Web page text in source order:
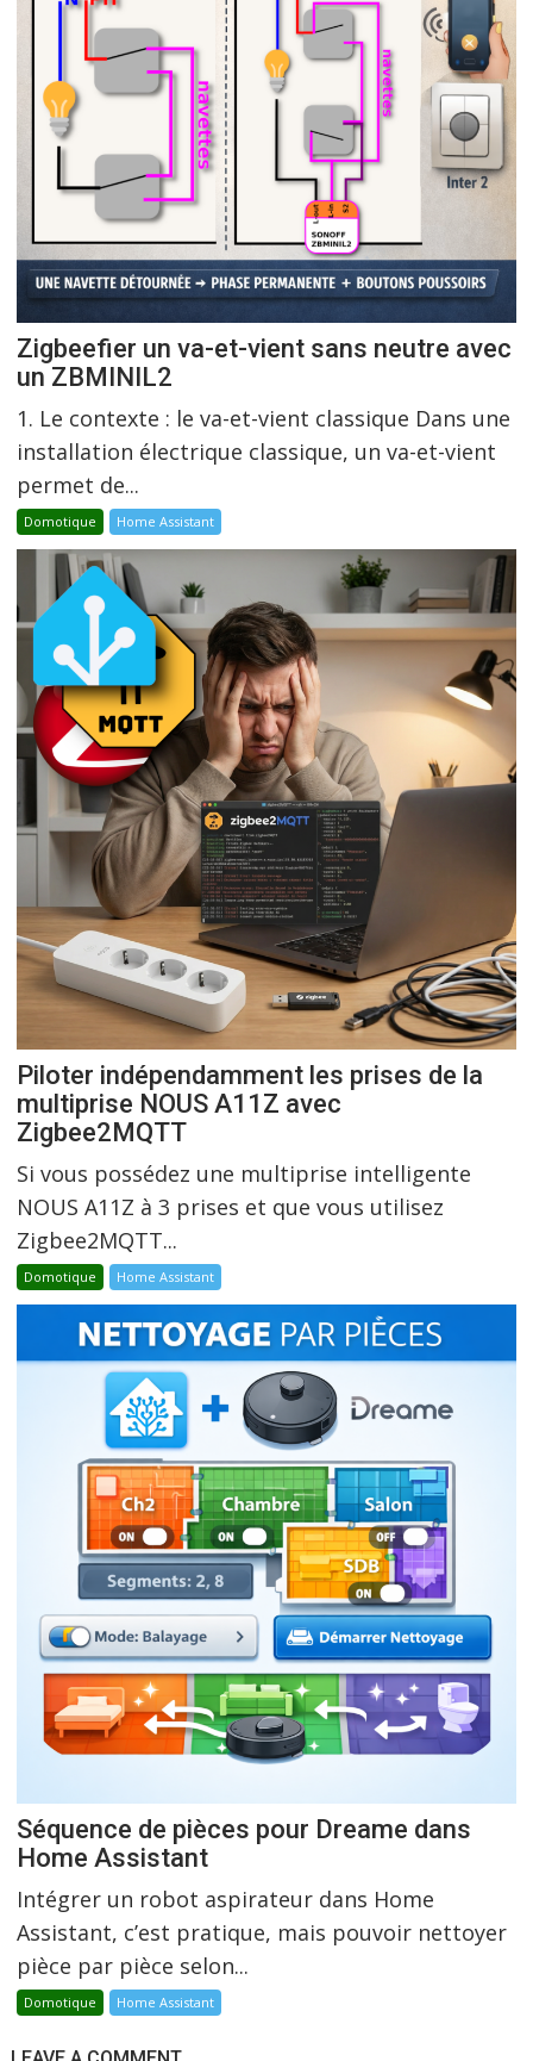
Zigbeefier un va-et-vient sans neutre avec
un ZBMINIL2
1. Le contexte : le va-et-vient classique Dans une
installation électrique classique, un va-et-vient
permet de...
Domotique Home Assistant
Piloter indépendamment les prises de la
multiprise NOUS A11Z avec
Zigbee2MQTT
Si vous possédez une multiprise intelligente
NOUS A11Z à 3 prises et que vous utilisez
Zigbee2MQTT...
Domotique Home Assistant
Séquence de pièces pour Dreame dans
Home Assistant
Intégrer un robot aspirateur dans Home
Assistant, c’est pratique, mais pouvoir nettoyer
pièce par pièce selon...
Domotique Home Assistant